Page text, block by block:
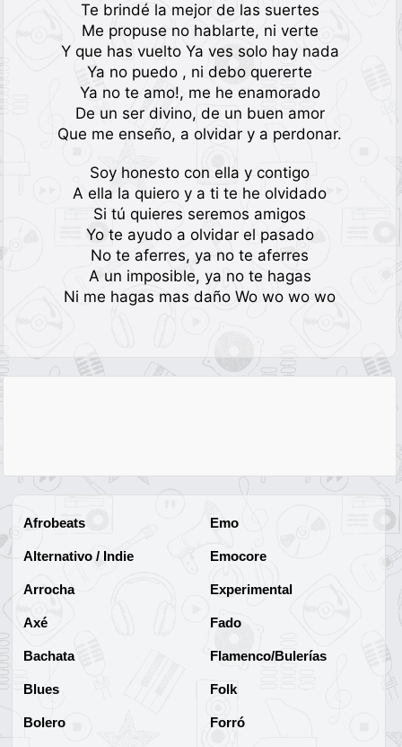
Te brindé la mejor de las suertes
Me propuse no hablarte, ni verte
Y que has vuelto Ya ves solo hay nada
Ya no puedo , ni debo quererte
Ya no te amo!, me he enamorado
De un ser divino, de un buen amor
Que me enseño, a olvidar y a perdonar.
Soy honesto con ella y contigo
A ella la quiero y a ti te he olvidado
Si tú quieres seremos amigos
Yo te ayudo a olvidar el pasado
No te aferres, ya no te aferres
A un imposible, ya no te hagas
Ni me hagas mas daño Wo wo wo wo
Afrobeats
Alternativo / Indie
Arrocha
Axé
Bachata
Blues
Bolero
Emo
Emocore
Experimental
Fado
Flamenco/Bulerías
Folk
Forró